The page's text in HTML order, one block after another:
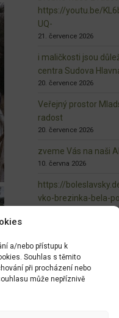
a/nebo přístupu k
Souhlas s těmito
při procházení nebo
může nepříznivě
https://youtu.be/
UQ-
21. července 2026
i maličkosti jsou
centra Sudova
20. července 2026
Veřejný prostor
radost
20. července 2026
zveme Vás na naši
10. června 2026
https://
vko-brezinka-bela-
biodiverzita.html
dokončovaná malá
n.L.
3. června 2026
naše květnaté louky